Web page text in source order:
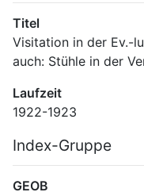
Titel
Visitation in der Ev.-
auch: Stühle in der
Laufzeit
1922-1923
Index-Gruppe
GEOB